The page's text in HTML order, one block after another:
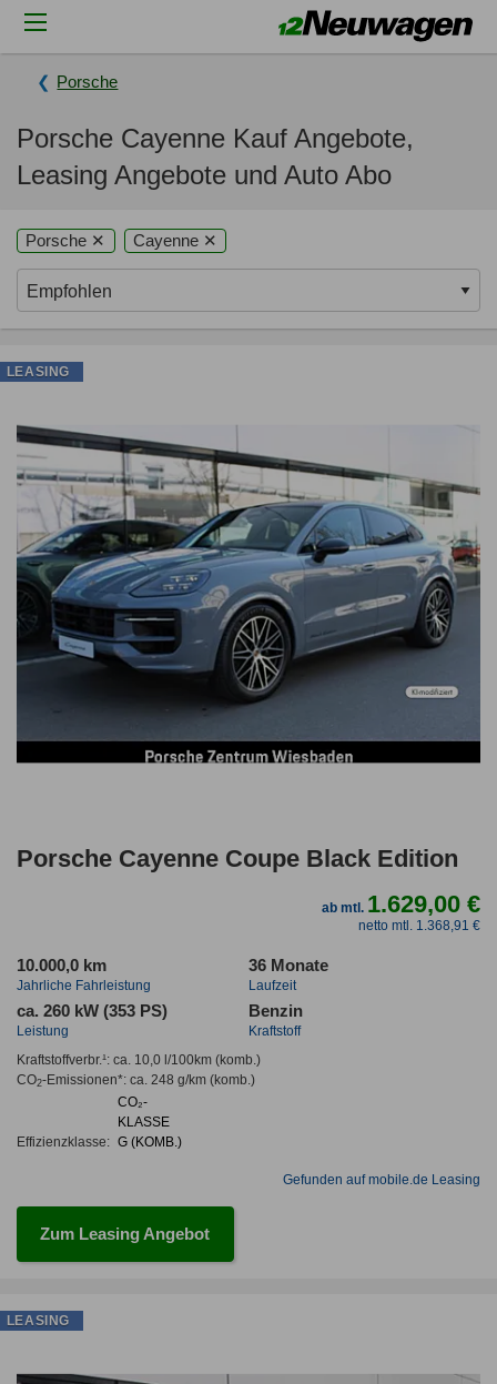
Porsche
Porsche Cayenne Kauf Angebote,
Leasing Angebote und Auto Abo
Porsche ✕ Cayenne ✕
Porsche Cayenne Coupe Black Edition
ab mtl. 1.629,00 €
netto mtl. 1.368,91 €
10.000,0 km
Jahrliche Fahrleistung
36 Monate
Laufzeit
ca. 260 kW (353 PS)
Leistung
Benzin
Kraftstoff
Kraftstoffverbr.¹: ca. 10,0 l/100km(komb.)
CO2-Emissionen*: ca. 248 g/km(komb.)
Effizienzklasse:
CO₂-
KLASSE
G (KOMB.)
Gefunden auf mobile.de Leasing
Zum Leasing Angebot
LEASING
LEASING